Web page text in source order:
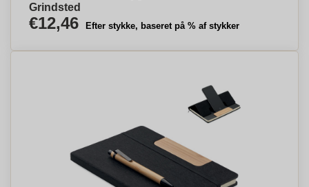
Grindsted
€12,46 Efter stykke, baseret på % af stykker